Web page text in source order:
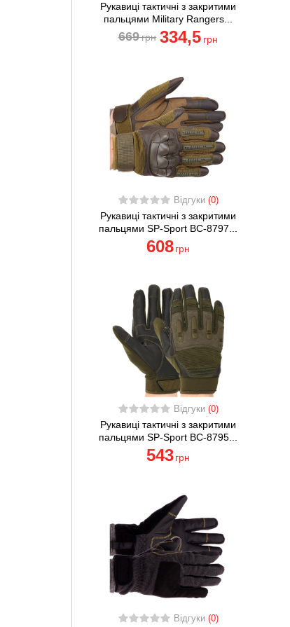
Рукавиці тактичні з закритими
пальцями Military Rangers...
669грн 334,5 грн
Відгуки (0)
Рукавиці тактичні з закритими
пальцями SP-Sport BC-8797...
608 грн
Відгуки (0)
Рукавиці тактичні з закритими
пальцями SP-Sport BC-8795...
543 грн
Відгуки (0)